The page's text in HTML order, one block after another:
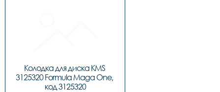
Колодка для диска KMS
3125320 Formula Maga One,
код 3125320